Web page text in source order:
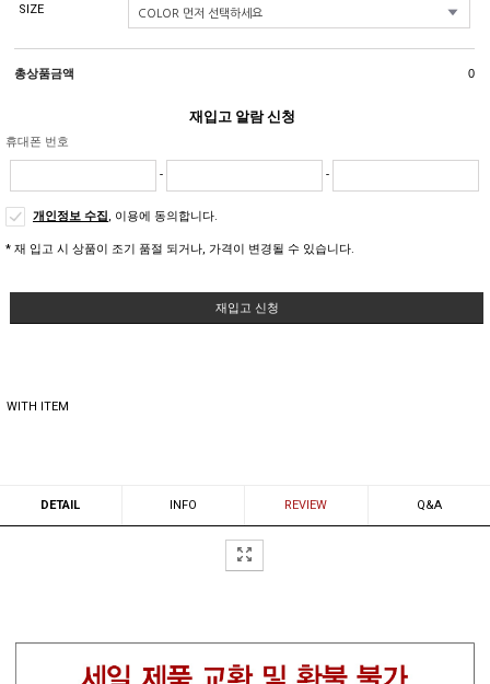
SIZE
총상품금액 0
재입고 알람 신청
휴대폰 번호
- -
개인정보 수집, 이용에 동의합니다.
* 재 입고 시 상품이 조기 품절 되거나, 가격이 변경될 수 있습니다.
재입고 신청
WITH ITEM
DETAIL INFO REVIEW Q&A